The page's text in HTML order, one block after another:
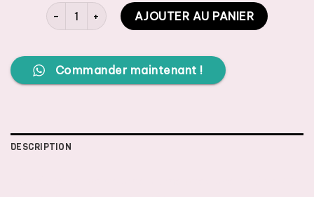
quantité de RIVAL DE LOOP Ultra Gel Nail 6
AJOUTER AU PANIER
Commander maintenant !
DESCRIPTION